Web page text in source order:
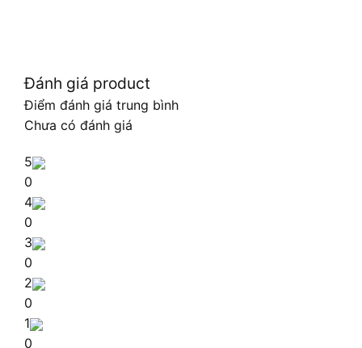
Đánh giá product
Điểm đánh giá trung bình
Chưa có đánh giá
5
0
4
0
3
0
2
0
1
0